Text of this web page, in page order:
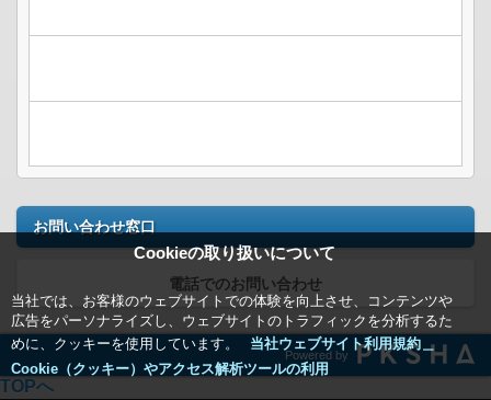
Cookieの取り扱いについて
当社では、お客様のウェブサイトでの体験を向上させ、コンテンツや
広告をパーソナライズし、ウェブサイトのトラフィックを分析するた
めに、クッキーを使用しています。
当社ウェブサイト利用規約＿
Cookie（クッキー）やアクセス解析ツールの利用
お問い合わせ窓口
電話でのお問い合わせ
Powered by
TOPへ